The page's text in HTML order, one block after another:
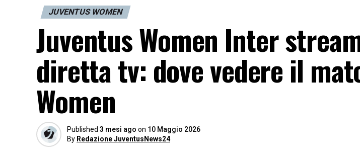
JUVENTUS WOMEN
Juventus Women Inter
diretta tv: dove vedere il
Women
Published 3 mesi ago on 10 Maggio 2026
By Redazione JuventusNews24